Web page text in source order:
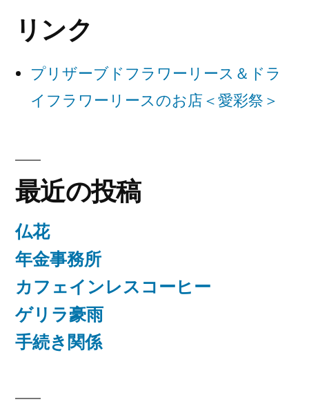
シ
ョ
ン
リンク
プリザーブドフラワーリース＆ドラ
イフラワーリースのお店＜愛彩祭＞
最近の投稿
仏花
年金事務所
カフェインレスコーヒー
ゲリラ豪雨
手続き関係